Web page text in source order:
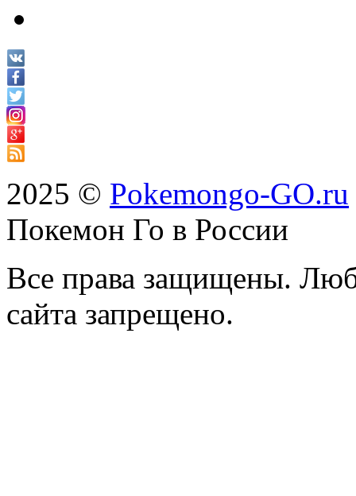
2025 © Pokemongo-GO.ru
Покемон Го в России
Все права защищены.
сайта запрещено.